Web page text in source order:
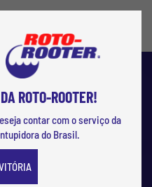
ROTO-ROOTER!
contar com o serviço da
do Brasil.